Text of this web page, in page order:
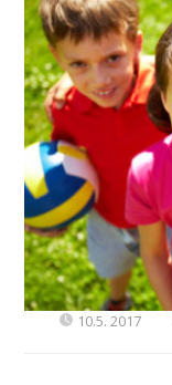
10.5. 2017